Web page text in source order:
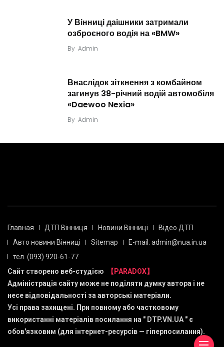
У Вінниці даішники затримали
озброєного водія на «BMW»
By Admin
Внаслідок зіткнення з комбайном
загинув 38-річний водій автомобіля
«Daewoo Nexia»
By Admin
Главная ДТП Вінниця Новини Вінниці
Відео ДТП
Авто новини Вінниці
Sitemap
E-mail: admin@nua.in.ua
тел. (093) 920-61-77
Сайт створено веб-студією
【PARADOX】
Адміністрація сайту може не поділяти думку автора і не
несе відповідальності за авторські матеріали.
Усі права захищені. При повному або частковому
використанні матеріалів посилання на " DTP.VN.UA " є
обов'язковим (для інтернет-ресурсів — гіперпосилання).